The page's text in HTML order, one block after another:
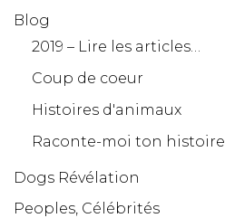
Blog
2019 – Lire les articles…
Coup de coeur
Histoires d'animaux
Raconte-moi ton histoire
Dogs Révélation
Peoples, Célébrités